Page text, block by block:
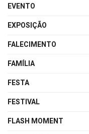
EVENTO
EXPOSIÇÃO
FALECIMENTO
FAMÍLIA
FESTA
FESTIVAL
FLASH MOMENT